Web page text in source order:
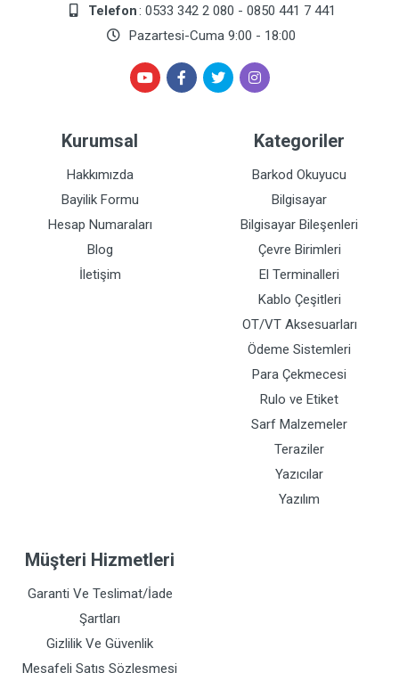
Telefon: 0533 342 2 080 - 0850 441 7 441
Pazartesi-Cuma 9:00 - 18:00
Kurumsal
Hakkımızda
Bayilik Formu
Hesap Numaraları
Blog
İletişim
Kategoriler
Barkod Okuyucu
Bilgisayar
Bilgisayar Bileşenleri
Çevre Birimleri
El Terminalleri
Kablo Çeşitleri
OT/VT Aksesuarları
Ödeme Sistemleri
Para Çekmecesi
Rulo ve Etiket
Sarf Malzemeler
Teraziler
Yazıcılar
Yazılım
Müşteri Hizmetleri
Garanti Ve Teslimat/İade
Şartları
Gizlilik Ve Güvenlik
Mesafeli Satış Sözleşmesi